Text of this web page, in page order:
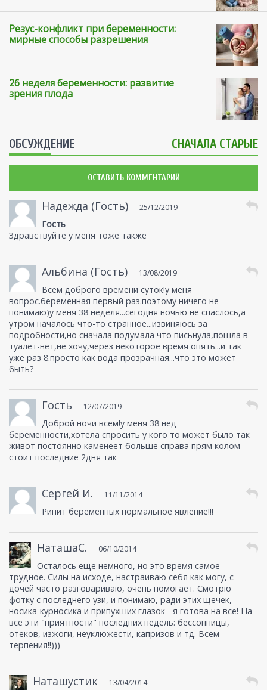
Резус-конфликт при беременности:
мирные способы разрешения
26 неделя беременности: развитие
зрения плода
ОБСУЖДЕНИЕ СНАЧАЛА СТАРЫЕ
ОСТАВИТЬ КОММЕНТАРИЙ
Надежда (Гость) 25/12/2019
Гость
Здравствуйте у меня тоже также
Альбина (Гость) 13/08/2019
Всем доброго времени суток!у меня
вопрос.беременная первый раз.поэтому ничего не
понимаю)у меня 38 неделя...сегодня ночью не спаслось,а
утром началось что-то странное...извиняюсь за
подробности,но сначала подумала что письнула,пошла в
туалет-нет,не хочу,через некоторое время опять...и так
уже раз 8.просто как вода прозрачная...что это может
быть?
Гость 12/07/2019
Доброй ночи всем!у меня 38 нед
беременности,хотела спросить у кого то может было так
живот постоянно каменеет больше справа прям колом
стоит последние 2дня так
Сергей И. 11/11/2014
Ринит беременных нормальное явление!!!
НаташаС. 06/10/2014
Осталось еще немного, но это время самое
трудное. Силы на исходе, настраиваю себя как могу, с
дочей часто разговариваю, очень помогает. Смотрю
фотку с последнего узи, и понимаю, ради этих щечек,
носика-курносика и припухших глазок - я готова на все! На
все эти "приятности" последних недель: бессонницы,
отеков, изжоги, неуклюжести, капризов и тд. Всем
терпения!!)))
Наташустик 13/04/2014